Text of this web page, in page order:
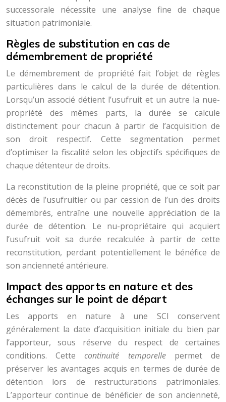
successorale nécessite une analyse fine de chaque
situation patrimoniale.
Règles de substitution en cas de
démembrement de propriété
Le démembrement de propriété fait l’objet de règles
particulières dans le calcul de la durée de détention.
Lorsqu’un associé détient l’usufruit et un autre la nue-
propriété des mêmes parts, la durée se calcule
distinctement pour chacun à partir de l’acquisition de
son droit respectif. Cette segmentation permet
d’optimiser la fiscalité selon les objectifs spécifiques de
chaque détenteur de droits.
La reconstitution de la pleine propriété, que ce soit par
décès de l’usufruitier ou par cession de l’un des droits
démembrés, entraîne une nouvelle appréciation de la
durée de détention. Le nu-propriétaire qui acquiert
l’usufruit voit sa durée recalculée à partir de cette
reconstitution, perdant potentiellement le bénéfice de
son ancienneté antérieure.
Impact des apports en nature et des
échanges sur le point de départ
Les apports en nature à une SCI conservent
généralement la date d’acquisition initiale du bien par
l’apporteur, sous réserve du respect de certaines
conditions. Cettecontinuité temporelle permet de
préserver les avantages acquis en termes de durée de
détention lors de restructurations patrimoniales.
L’apporteur continue de bénéficier de son ancienneté,